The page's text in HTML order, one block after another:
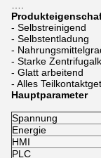
- Selbstreinigend
- Selbstentladung
-
- Starke
- Glatt arbeitend
- Alles
Hauptparameter
Spannung
Energie
HMI
PLC